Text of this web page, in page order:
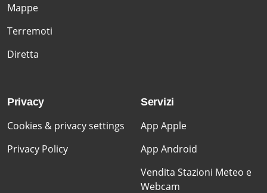
Mappe
Terremoti
Diretta
Privacy
Cookies & privacy settings
Privacy Policy
Servizi
App Apple
App Android
Vendita Stazioni Meteo e
Webcam